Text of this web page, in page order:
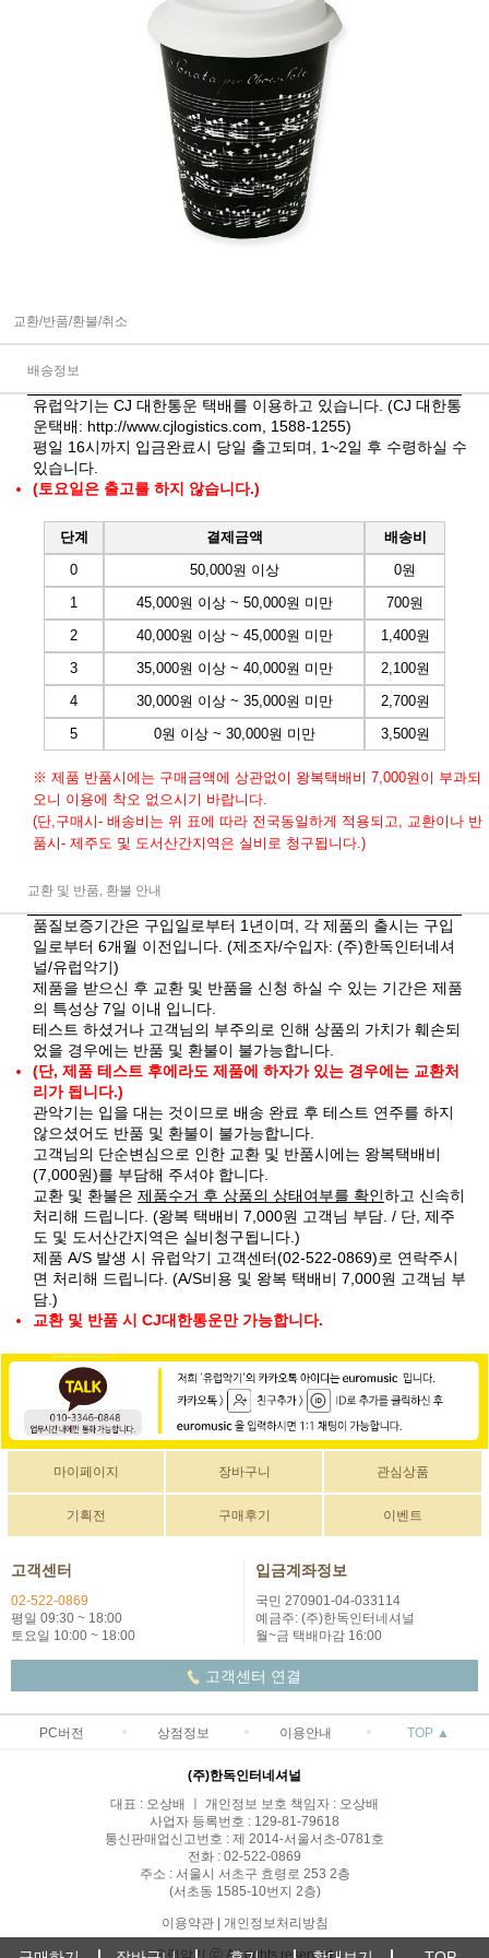
교환/반품/환불/취소
배송정보
유럽악기는 CJ 대한통운 택배를 이용하고 있습니다. (CJ 대한통
운택배: http://www.cjlogistics.com , 1588-1255)
평일 16시까지 입금완료시 당일 출고되며, 1~2일 후 수령하실 수
있습니다.
(토요일은 출고를 하지 않습니다.)
단계 결제금액
배송비
0
50,000원 이상
0원
1
45,000원 이상 ~ 50,000원 미만
700원
2
40,000원 이상 ~ 45,000원 미만
1,400원
3
35,000원 이상 ~ 40,000원 미만
2,100원
4
30,000원 이상 ~ 35,000원 미만
2,700원
5
0원 이상 ~ 30,000원 미만 3,500원
※ 제품 반품시에는 구매금액에 상관없이 왕복택배비 7,000원이 부과되
오니 이용에 착오 없으시기 바랍니다.
(단,구매시- 배송비는 위 표에 따라 전국동일하게 적용되고, 교환이나 반
품시- 제주도 및 도서산간지역은 실비로 청구됩니다.)
교환 및 반품, 환불 안내
품질보증기간은 구입일로부터 1년이며, 각 제품의 출시는 구입
일로부터 6개월 이전입니다. (제조자/수입자: (주)한독인터네셔
널/유럽악기)
제품을 받으신 후 교환 및 반품을 신청 하실 수 있는 기간은 제품
의 특성상 7일 이내 입니다.
테스트 하셨거나 고객님의 부주의로 인해 상품의 가치가 훼손되
었을 경우에는 반품 및 환불이 불가능합니다.
(단, 제품 테스트 후에라도 제품에 하자가 있는 경우에는 교환처
리가 됩니다.)
관악기는 입을 대는 것이므로 배송 완료 후 테스트 연주를 하지
않으셨어도 반품 및 환불이 불가능합니다.
고객님의 단순변심으로 인한 교환 및 반품시에는 왕복택배비
(7,000원)를 부담해 주셔야 합니다.
교환 및 환불은 제품수거 후 상품의 상태여부를 확인하고 신속히
처리해 드립니다. (왕복 택배비 7,000원 고객님 부담. / 단, 제주
도 및 도서산간지역은 실비청구됩니다.)
제품 A/S 발생 시 유럽악기 고객센터(02-522-0869)로 연락주시
면 처리해 드립니다. (A/S비용 및 왕복 택배비 7,000원 고객님 부
담.)
교환 및 반품 시 CJ대한통운만 가능합니다.
마이페이지 장바구니 관심상품
기획전 구매후기 이벤트
고객센터
02-522-0869
평일 09:30 ~ 18:00
토요일 10:00 ~ 18:00
입금계좌정보
국민 270901-04-033114
예금주: (주)한독인터네셔널
월~금 택배마감 16:00
고객센터 연결
PC버전 상점정보 이용안내 TOP ▲
(주)한독인터네셔널
대표 : 오상배 ㅣ 개인정보 보호 책임자 : 오상배
사업자 등록번호 : 129-81-79618
통신판매업신고번호 : 제 2014-서울서초-0781호
전화 : 02-522-0869
주소 : 서울시 서초구 효령로 253 2층
(서초동 1585-10번지 2층)
이용약관| 개인정보처리방침
유럽악기 ⓒ All rights reserved.